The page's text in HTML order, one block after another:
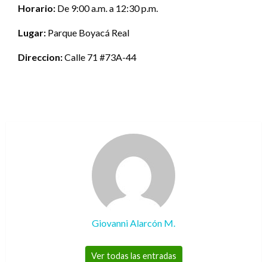
Horario: De 9:00 a.m. a 12:30 p.m.
Lugar: Parque Boyacá Real
Direccion:Calle 71 #73A-44
Giovanni Alarcón M.
Ver todas las entradas